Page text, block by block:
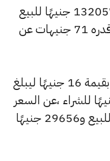
كما تراجع سعر الاونصة ليسجل 132057 جنيهًا للبيع
و131701 جنيهًا للشراء، بتراجع قدره 71 جنيهات عن
وشهد سعر الجنيه الذهب تراجعًا بقيمة 16 جنيهًا ليبلغ
جنيهًا للبيع و29640 جنيهًا للشراء ،عن السعر
السابق الذي كان 29736 جنيهًا للبيع و29656 جنيهًا